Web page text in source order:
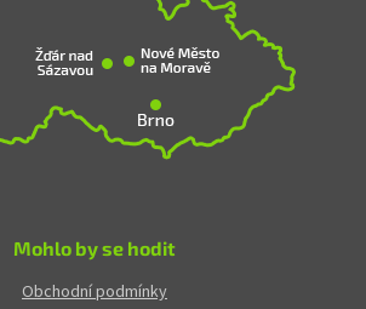
Mohlo by se hodit
Obchodní podmínky